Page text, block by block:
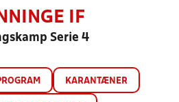
IF
Serie 4
KARANTÆNER